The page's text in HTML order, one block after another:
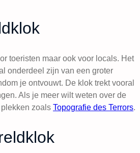
toeristen maar ook voor locals. Het
onderdeel zijn van een groter
je ontvouwt. De klok trekt vooral
Als je meer wilt weten over de
zoals Topografie des Terrors.